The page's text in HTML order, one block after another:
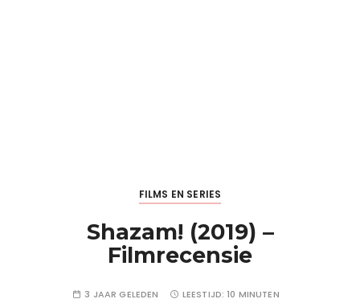
FILMS EN SERIES
Shazam! (2019) –
Filmrecensie
3 JAAR GELEDEN LEESTIJD:10 MINUTEN